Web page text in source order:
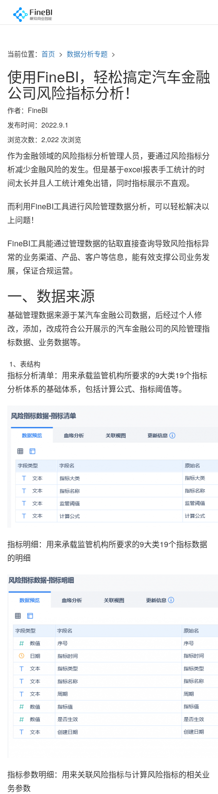
当前位置： 首页 > 数据分析专题 >
使用FineBI，轻松搞定汽车金融
公司风险指标分析！
作者：FineBI
发布时间：2022.9.1
浏览次数：2,022 次浏览
作为金融领域的风险指标分析管理人员，要通过风险指标分
析减少金融风险的发生。但是基于excel报表手工统计的时
间太长并且人工统计难免出错，同时指标展示不直观。
而利用FineBI工具进行风险管理数据分析，可以轻松解决以
上问题！
FineBI工具能通过管理数据的钻取直接查询导致风险指标异
常的业务渠道、产品、客户等信息，能有效支撑公司业务发
展，保证合规运营。
一、数据来源
基础管理数据来源于某汽车金融公司数据，后经过个人修
改，添加，改成符合公开展示的汽车金融公司的风险管理指
标数据、业务数据等。
1、表结构
指标分析清单：用来承载监管机构所要求的9大类19个指标
分析体系的基础体系，包括计算公式、指标阈值等。
指标明细：用来承载监管机构所要求的9大类19个指标数据
的明细
指标参数明细：用来关联风险指标与计算风险指标的相关业
务参数